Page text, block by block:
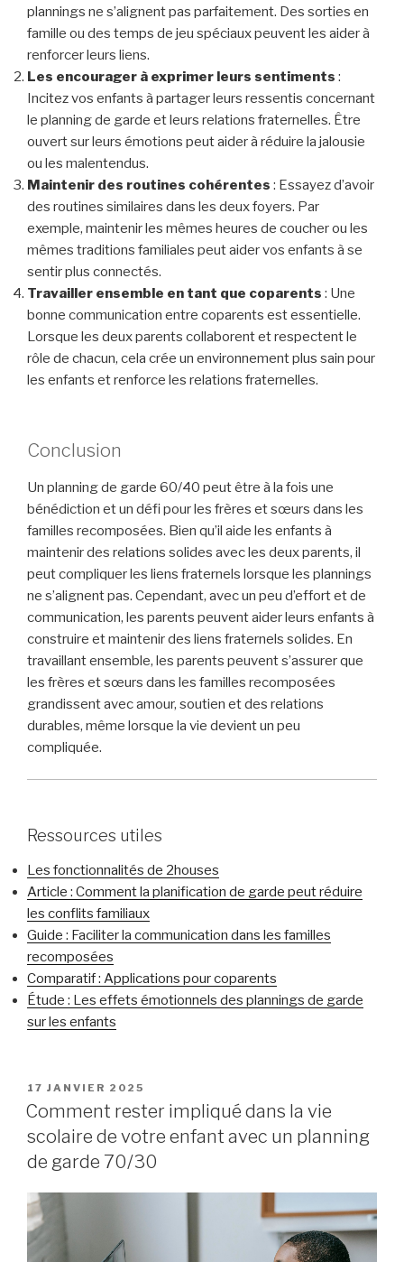
plannings ne s’alignent pas parfaitement. Des sorties en
famille ou des temps de jeu spéciaux peuvent les aider à
renforcer leurs liens.
Les encourager à exprimer leurs sentiments :
Incitez vos enfants à partager leurs ressentis concernant
le planning de garde et leurs relations fraternelles. Être
ouvert sur leurs émotions peut aider à réduire la jalousie
ou les malentendus.
Maintenir des routines cohérentes : Essayez d’avoir
des routines similaires dans les deux foyers. Par
exemple, maintenir les mêmes heures de coucher ou les
mêmes traditions familiales peut aider vos enfants à se
sentir plus connectés.
Travailler ensemble en tant que coparents : Une
bonne communication entre coparents est essentielle.
Lorsque les deux parents collaborent et respectent le
rôle de chacun, cela crée un environnement plus sain pour
les enfants et renforce les relations fraternelles.
Conclusion
Un planning de garde 60/40 peut être à la fois une
bénédiction et un défi pour les frères et sœurs dans les
familles recomposées. Bien qu’il aide les enfants à
maintenir des relations solides avec les deux parents, il
peut compliquer les liens fraternels lorsque les plannings
ne s’alignent pas. Cependant, avec un peu d’effort et de
communication, les parents peuvent aider leurs enfants à
construire et maintenir des liens fraternels solides. En
travaillant ensemble, les parents peuvent s’assurer que
les frères et sœurs dans les familles recomposées
grandissent avec amour, soutien et des relations
durables, même lorsque la vie devient un peu
compliquée.
Ressources utiles
Les fonctionnalités de 2houses
Article : Comment la planification de garde peut réduire
les conflits familiaux
Guide : Faciliter la communication dans les familles
recomposées
Comparatif : Applications pour coparents
Étude : Les effets émotionnels des plannings de garde
sur les enfants
PUBLIÉ
LE
17 JANVIER 2025
Comment rester impliqué dans la vie
scolaire de votre enfant avec un planning
de garde 70/30